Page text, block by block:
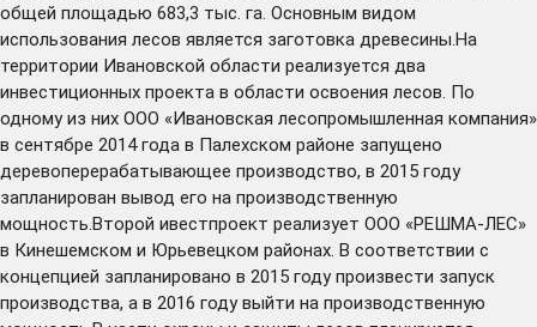
общей площадью 683,3 тыс. га. Основным видом
использования лесов является заготовка древесины.На
территории Ивановской области реализуется два
инвестиционных проекта в области освоения лесов. По
одному из них ООО «Ивановская лесопромышленная компания»
в сентябре 2014 года в Палехском районе запущено
деревоперерабатывающее производство, в 2015 году
запланирован вывод его на производственную
мощность.Второй ивестпроект реализует ООО «РЕШМА-ЛЕС»
в Кинешемском и Юрьевецком районах. В соответствии с
концепцией запланировано в 2015 году произвести запуск
производства, а в 2016 году выйти на производственную